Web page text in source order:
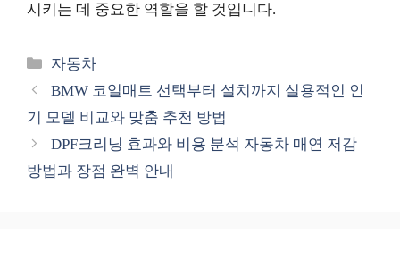
시키는 데 중요한 역할을 할 것입니다.
카
테
리
자동차
BMW 코일매트 선택부터 설치까지 실용적인 인
기 모델 비교와 맞춤 추천 방법
DPF크리닝 효과와 비용 분석 자동차 매연 저감
방법과 장점 완벽 안내